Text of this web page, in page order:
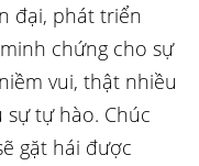
đại, phát triển
chứng cho sự
vui, thật nhiều
tự hào. Chúc
gặt hái được